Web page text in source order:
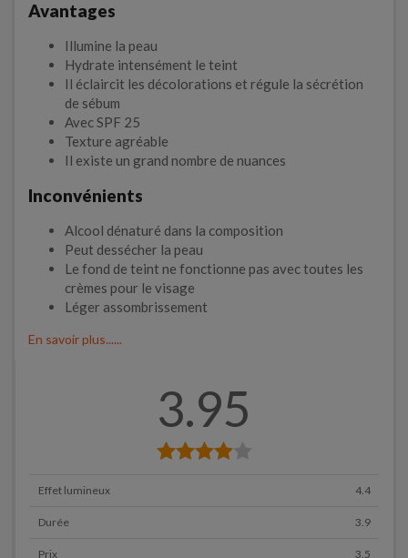
Avantages
Illumine la peau
Hydrate intensément le teint
Il éclaircit les décolorations et régule la sécrétion
de sébum
Avec SPF 25
Texture agréable
Il existe un grand nombre de nuances
Inconvénients
Alcool dénaturé dans la composition
Peut dessécher la peau
Le fond de teint ne fonctionne pas avec toutes les
crèmes pour le visage
Léger assombrissement
En savoir plus......
3.95
Effet lumineux 4.4
Durée 3.9
Prix 3.5